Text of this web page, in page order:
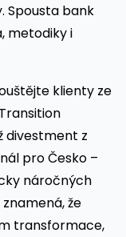
Spousta bank
metodiky i
klienty ze
divestment z
pro Česko –
náročných
že
transformace,